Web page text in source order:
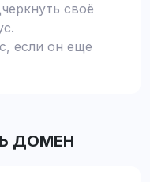
своё
если он еще
ДОМЕН